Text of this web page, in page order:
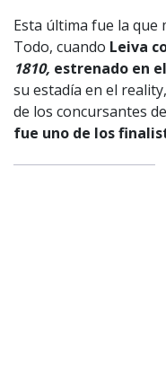
Esta última fue la que
Todo, cuando Leiva
1810, estrenado en
su estadía en el
de los concursantes
fue uno de los